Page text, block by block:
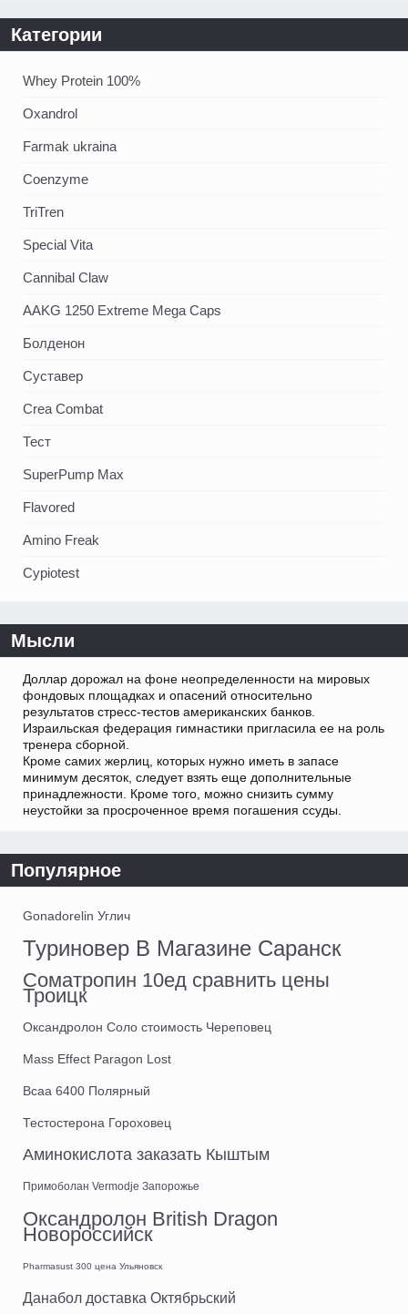
Категории
Whey Protein 100%
Oxandrol
Farmak ukraina
Coenzyme
TriTren
Special Vita
Cannibal Claw
AAKG 1250 Extreme Mega Caps
Болденон
Суставер
Crea Combat
Тест
SuperPump Max
Flavored
Amino Freak
Cypiotest
Мысли
Доллар дорожал на фоне неопределенности на мировых
фондовых площадках и опасений относительно
результатов стресс-тестов американских банков.
Израильская федерация гимнастики пригласила ее на роль
тренера сборной.
Кроме самих жерлиц, которых нужно иметь в запасе
минимум десяток, следует взять еще дополнительные
принадлежности. Кроме того, можно снизить сумму
неустойки за просроченное время погашения ссуды.
Популярное
Gonadorelin Углич
Туриновер В Магазине Саранск
Cоматропин 10ед сравнить цены
Троицк
Оксандролон Соло стоимость Череповец
Mass Effect Paragon Lost
Bcaa 6400 Полярный
Тестостерона Гороховец
Аминокислота заказать Кыштым
Примоболан Vermodje Запорожье
Оксандролон British Dragon
Новороссийск
Pharmasust 300 цена Ульяновск
Данабол доставка Октябрьский